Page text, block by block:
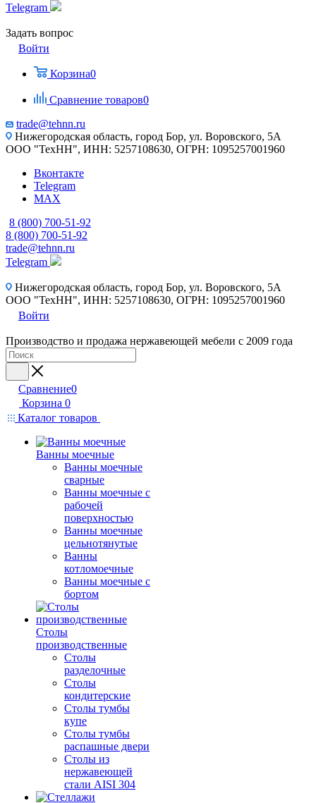
Telegram
Задать вопрос
Войти
Корзина0
Сравнение товаров0
trade@tehnn.ru
Нижегородская область, город Бор, ул. Воровского, 5А
ООО "ТехНН", ИНН: 5257108630, ОГРН: 1095257001960
Вконтакте
Telegram
MAX
8 (800) 700-51-92
8 (800) 700-51-92
trade@tehnn.ru
Telegram
Нижегородская область, город Бор, ул. Воровского, 5А
ООО "ТехНН", ИНН: 5257108630, ОГРН: 1095257001960
Войти
Производство и продажа нержавеющей мебели с 2009 года
Сравнение0
Корзина 0
Каталог товаров
Ванны моечные
Ванны моечные
сварные
Ванны моечные с
рабочей
поверхностью
Ванны моечные
цельнотянутые
Ванны
котломоечные
Ванны моечные с
бортом
Столы
производственные
Столы
разделочные
Столы
кондитерские
Столы тумбы
купе
Столы тумбы
распашные двери
Столы из
нержавеющей
стали AISI 304